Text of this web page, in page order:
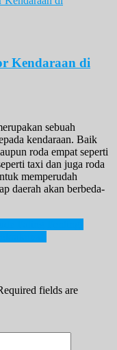
Kendaraan di
sebuah
kendaraan. Baik
roda empat seperti
taxi dan juga roda
memperudah
daerah akan berbeda-
fields are